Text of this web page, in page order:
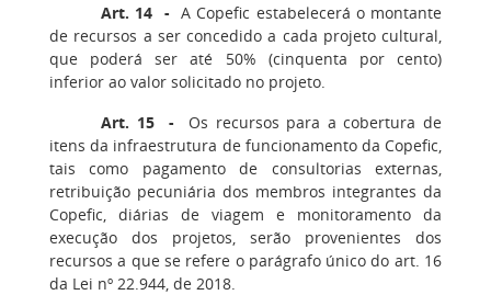
Art. 14 - A Copefic estabelecerá o montante
de recursos a ser concedido a cada projeto cultural,
que poderá ser até 50% (cinquenta por cento)
inferior ao valor solicitado no projeto.
Art. 15 - Os recursos para a cobertura de
itens da infraestrutura de funcionamento da Copefic,
tais como pagamento de consultorias externas,
retribuição pecuniária dos membros integrantes da
Copefic, diárias de viagem e monitoramento da
execução dos projetos, serão provenientes dos
recursos a que se refere o parágrafo único do art. 16
da Lei nº 22.944, de 2018.